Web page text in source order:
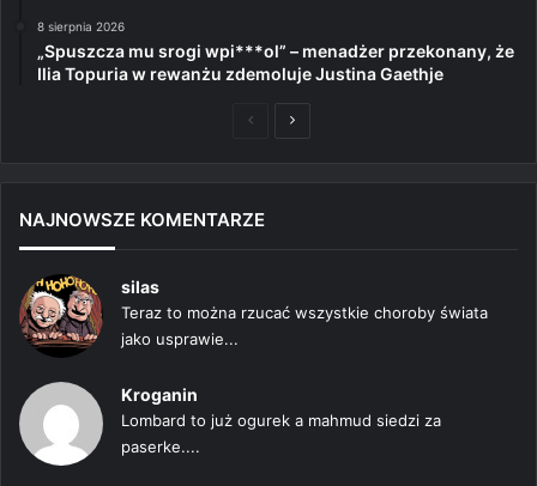
8 sierpnia 2026
„Spuszcza mu srogi wpi***ol” – menadżer przekonany, że
Ilia Topuria w rewanżu zdemoluje Justina Gaethje
PoprzedniaNastępna
NAJNOWSZE KOMENTARZE
silas
Teraz to można rzucać wszystkie choroby świata
jako usprawie...
Kroganin
Lombard to już ogurek a mahmud siedzi za
paserke....